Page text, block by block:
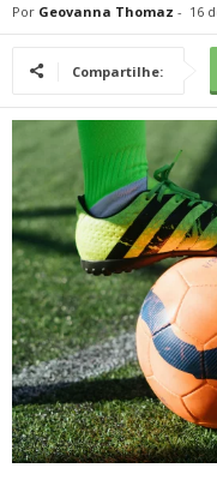
Por Geovanna Thomaz - 16
Compartilhe: